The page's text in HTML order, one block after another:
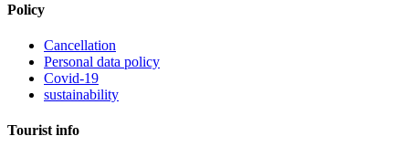
Policy
Cancellation
Personal data policy
Covid-19
sustainability
Tourist info